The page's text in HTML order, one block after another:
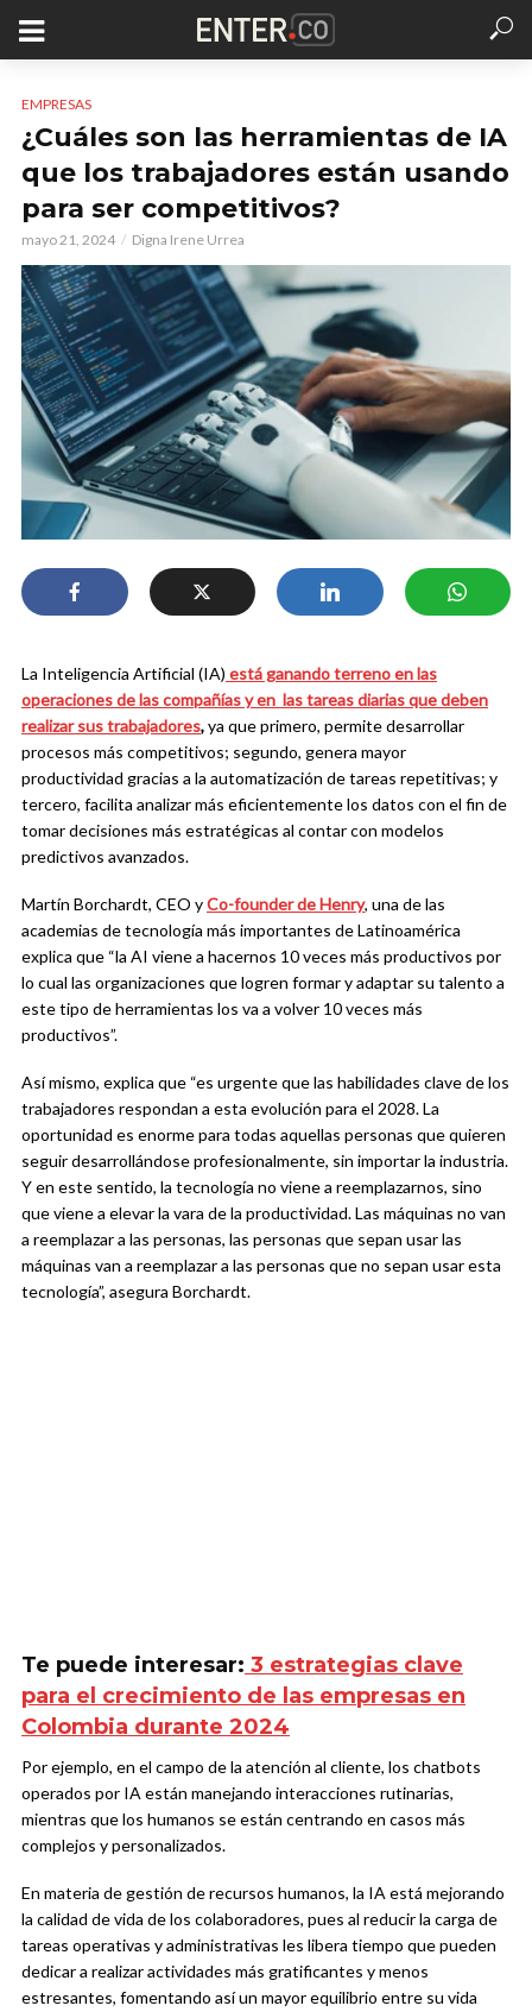
EMPRESAS
¿Cuáles son las herramientas de IA
que los trabajadores están usando
para ser competitivos?
mayo 21, 2024 Digna Irene Urrea
La Inteligencia Artificial (IA) está ganando terreno en las
operaciones de las compañías y en las tareas diarias que deben
realizar sus trabajadores,ya que primero, permite desarrollar
procesos más competitivos; segundo, genera mayor
productividad gracias a la automatización de tareas repetitivas; y
tercero, facilita analizar más eficientemente los datos con el fin de
tomar decisiones más estratégicas al contar con modelos
predictivos avanzados.
Martín Borchardt, CEO yCo-founder de Henry, una de las
academias de tecnología más importantes de Latinoamérica
explica que “la AI viene a hacernos 10 veces más productivos por
lo cual las organizaciones que logren formar y adaptar su talento a
este tipo de herramientas los va a volver 10 veces más
productivos”.
Así mismo, explica que “es urgente que las habilidades clave de los
trabajadores respondan a esta evolución para el 2028. La
oportunidad es enorme para todas aquellas personas que quieren
seguir desarrollándose profesionalmente, sin importar la industria.
Y en este sentido, la tecnología no viene a reemplazarnos, sino
que viene a elevar la vara de la productividad. Las máquinas no van
a reemplazar a las personas, las personas que sepan usar las
máquinas van a reemplazar a las personas que no sepan usar esta
tecnología”, asegura Borchardt.
Te puede interesar: 3 estrategias clave
para el crecimiento de las empresas en
Colombia durante 2024
Por ejemplo, en el campo de la atención al cliente, los chatbots
operados por IA están manejando interacciones rutinarias,
mientras que los humanos se están centrando en casos más
complejos y personalizados.
En materia de gestión de recursos humanos, la IA está mejorando
la calidad de vida de los colaboradores, pues al reducir la carga de
tareas operativas y administrativas les libera tiempo que pueden
dedicar a realizar actividades más gratificantes y menos
estresantes, fomentando así un mayor equilibrio entre su vida